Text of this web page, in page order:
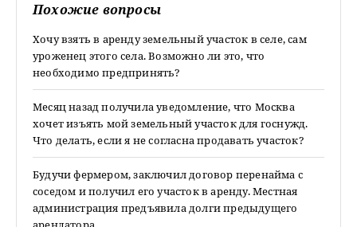
Похожие вопросы
Хочу взять в аренду земельный участок в селе, сам
уроженец этого села. Возможно ли это, что
необходимо предпринять?
Месяц назад получила уведомление, что Москва
хочет изъять мой земельный участок для госнужд.
Что делать, если я не согласна продавать участок?
Будучи фермером, заключил договор перенайма с
соседом и получил его участок в аренду. Местная
администрация предъявила долги предыдущего